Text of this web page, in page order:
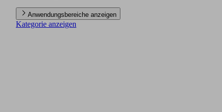
Anwendungsbereiche anzeigen
Kategorie anzeigen